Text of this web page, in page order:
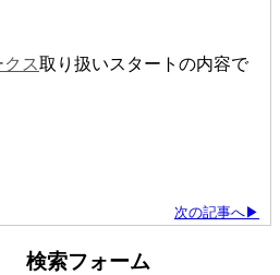
ス取り扱いスタートの内容で
次の記事へ▶
検索フォーム